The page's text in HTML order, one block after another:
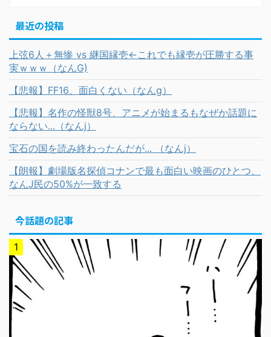
最近の投稿
上弦6人＋無惨 vs 継国縁壱←これでも縁壱が圧勝する事
実ｗｗｗ（なんG)
【悲報】FF16、面白くない（なんg）
【悲報】名作の怪獣8号、アニメが始まるもなぜか話題に
ならない...（なんj）
宝石の国を読み終わったんだが... （なんj）
【朗報】劇場版名探偵コナンで最も面白い映画のひとつ、
なんJ民の50%が一致する
今話題の記事